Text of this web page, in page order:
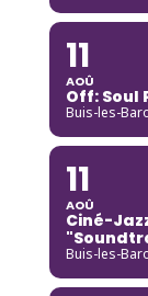
11
AOÛ
Off: Soul
Buis-les-
11
AOÛ
Ciné-
Buis-les-